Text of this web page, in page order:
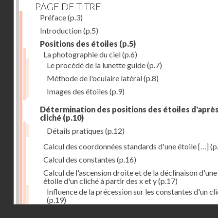
PAGE DE TITRE
Préface(p.3)
Introduction(p.5)
Positions des étoiles (p.5)
La photographie du ciel(p.6)
Le procédé de la lunette guide(p.7)
Méthode de l'oculaire latéral(p.8)
Images des étoiles (p.9)
Détermination des positions des étoiles
cliché (p.10)
Détails pratiques (p.12)
Calcul des coordonnées standards d'une étoile […]
Calcul des constantes (p.16)
Calcul de l'ascension droite et de la déclinaison d'une
étoile d'un cliché à partir des x et y(p.17)
Influence de la précession sur les constantes d'un
(p.19)